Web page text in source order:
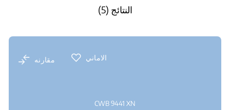
النتائج (5)
الاماني مقارنه
CWB 9441 XN